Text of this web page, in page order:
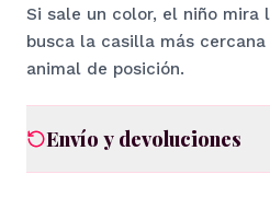
Si sale un color, el niño
busca la casilla más
animal de posición.
Envío y devoluciones